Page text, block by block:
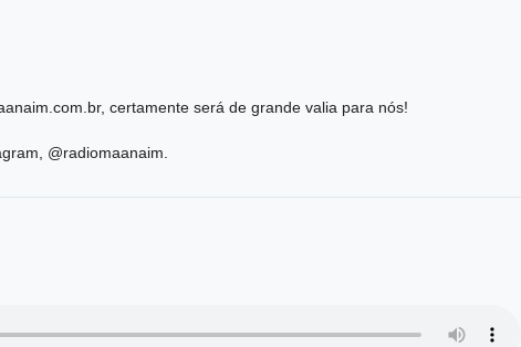
certamente será de grande valia para nós!
@radiomaanaim.